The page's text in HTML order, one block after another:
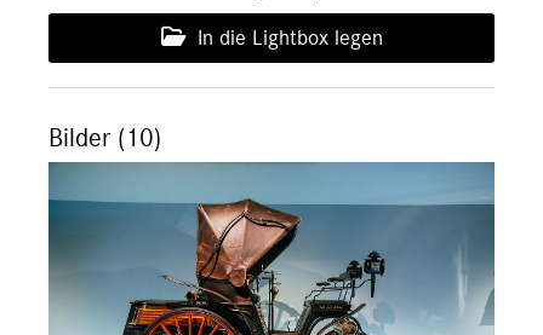
In die Lightbox legen
Bilder (10)